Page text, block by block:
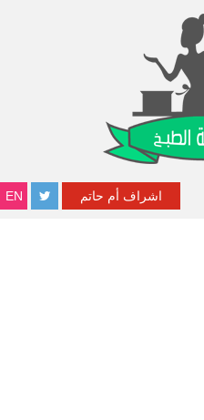
EN اشراف أم حاتم